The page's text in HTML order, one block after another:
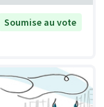
Soumise au vote